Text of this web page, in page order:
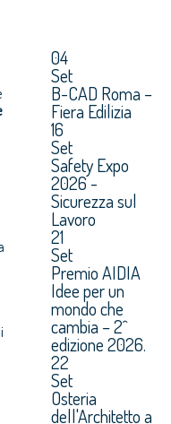
04
Set
B-CAD Roma –
Fiera Edilizia
16
Set
Safety Expo
2026 -
Sicurezza sul
Lavoro
21
Set
Premio AIDIA
Idee per un
mondo che
cambia – 2^
edizione 2026.
22
Set
Osteria
dell'Architetto a